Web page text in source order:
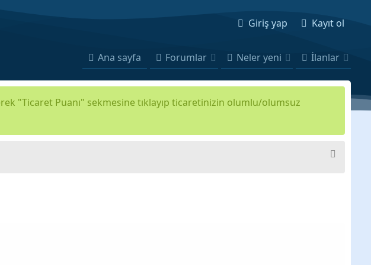
Giriş yap Kayıt ol
Ana sayfa Forumlar Neler yeni İlanlar
"Ticaret Puanı" sekmesine tıklayıp ticaretinizin olumlu/olumsuz